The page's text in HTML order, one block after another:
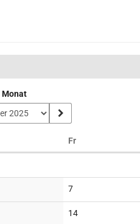
Monat
FrFreitag
7Keine
Veranstaltungen
14Keine